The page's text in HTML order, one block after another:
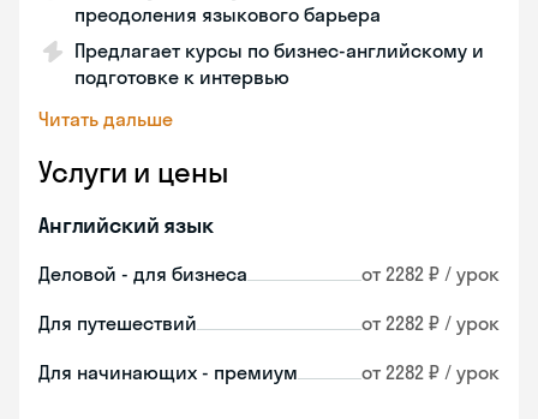
преодоления языкового барьера
Предлагает курсы по бизнес-английскому и
подготовке к интервью
Читать дальше
Услуги и цены
Английский язык
Деловой - для бизнеса от 2282 ₽ / урок
Для путешествий от 2282 ₽ / урок
Для начинающих - премиум от 2282 ₽ / урок